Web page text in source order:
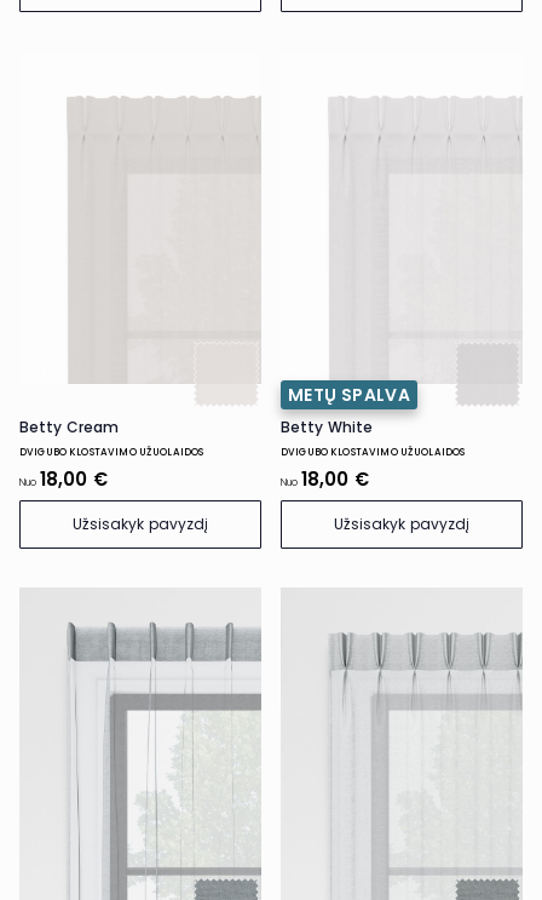
Betty Cream
DVIGUBO KLOSTAVIMO UŽUOLAIDOS
Nuo 18,00 €
Užsisakyk pavyzdį
METŲ SPALVA
Betty White
DVIGUBO KLOSTAVIMO UŽUOLAIDOS
Nuo 18,00 €
Užsisakyk pavyzdį